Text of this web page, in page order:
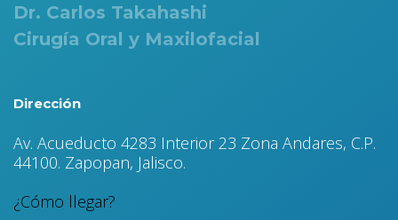
Dr. Carlos Takahashi
Cirugía Oral y Maxilofacial
Dirección
Av. Acueducto 4283 Interior 23 Zona Andares, C.P.
44100. Zapopan, Jalisco.
¿Cómo llegar?